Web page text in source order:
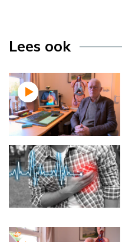
Lees ook